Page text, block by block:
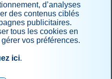
d’analyses
des contenus ciblés
publicitaires.
tous les cookies en
vos préférences.
ici.